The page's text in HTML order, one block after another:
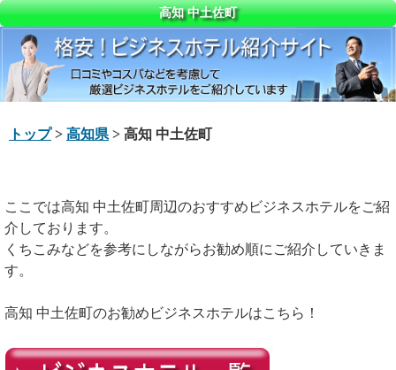
高知 中土佐町
トップ> 高知県 > 高知 中土佐町
ここでは高知 中土佐町周辺のおすすめビジネスホテルをご紹
介しております。
くちこみなどを参考にしながらお勧め順にご紹介していきま
す。
高知 中土佐町のお勧めビジネスホテルはこちら！